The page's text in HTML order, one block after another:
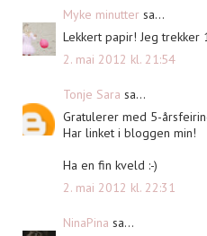
Myke minutter sa...
Lekkert papir! Jeg trekker
2. mai 2012 kl. 21:54
Tonje Sara sa...
Gratulerer med 5-
Har linket i bloggen min!
Ha en fin kveld :-)
2. mai 2012 kl. 22:31
NinaPina sa...